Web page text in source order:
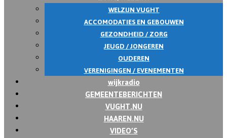
WELZIJN VUGHT
ACCOMODATIES EN GEBOUWEN
GEZONDHEID / ZORG
JEUGD / JONGEREN
OUDEREN
VERENIGINGEN / EVENEMENTEN
wijkradio
GEMEENTEBERICHTEN
VUGHT.NU
HAAREN.NU
VIDEO’S